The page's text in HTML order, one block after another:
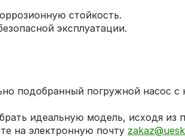
стойкость.
эксплуатации.
подобранный погружной насос
идеальную модель, исходя из
на электронную почту